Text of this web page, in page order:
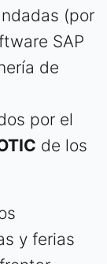
(por
SAP
de
por el
de los
y ferias